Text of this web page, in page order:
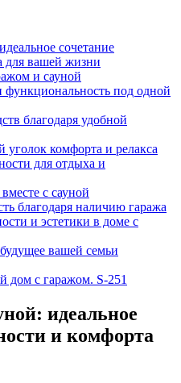
сочетание
для вашей жизни
и сауной
функциональность под одной
благодаря удобной
комфорта и релакса
для отдыха и
с сауной
благодаря наличию гаража
и эстетики в доме с
вашей семьи
дом с гаражом. S-251
идеальное
и комфорта